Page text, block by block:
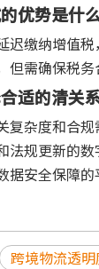
优势是什么
迟缴纳增值
但需确保税
适的清关
复杂度和合
法规更新的
据安全保障的
跨境物流透明